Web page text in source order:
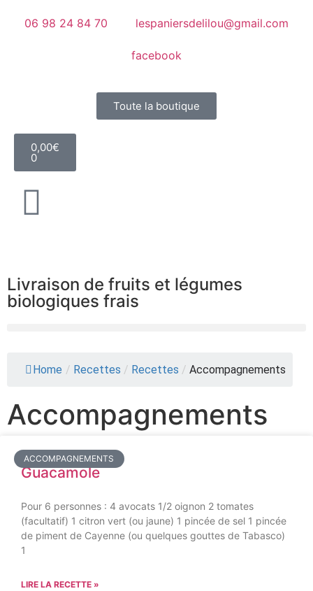
06 98 24 84 70 lespaniersdelilou@gmail.com
facebook
Toute la boutique
0,00€
0
Livraison de fruits et légumes
biologiques frais
Home / Recettes / Recettes / Accompagnements
Accompagnements
ACCOMPAGNEMENTS
Guacamole
Pour 6 personnes : 4 avocats 1/2 oignon 2 tomates
(facultatif) 1 citron vert (ou jaune) 1 pincée de sel 1 pincée
de piment de Cayenne (ou quelques gouttes de Tabasco)
1
LIRE LA RECETTE »